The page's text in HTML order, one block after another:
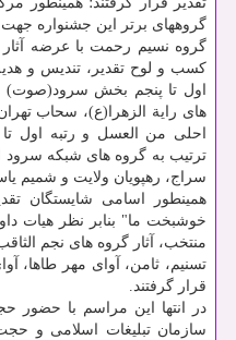
گروههای برتر این جشنواره جهت
گروه نسیم رحمت با عرضه آثار
کسب و لوح تقدیر، تندیس و
اول تا پنجم بخش سرود(صوت)
های رایة الزهرا(ع)، سحاب
احلی من العسل و رتبه اول
ترتیب به گروه های شبکه سرود
سراج، رهپویان ولایت و شمیم
همینطور اسامی شایستگان
خوشبخت ما" بنابر نظر هیات
منتخب، آثار گروه های نجم
تسنیم، ثامن، آوای مهر طاها،
قرار گرفتند.
در انتها این مراسم با حضور
سازمان تبلیغات اسلامی و